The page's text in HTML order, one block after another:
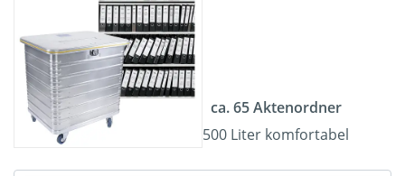
ca. 65 Aktenordner
500 Liter komfortabel